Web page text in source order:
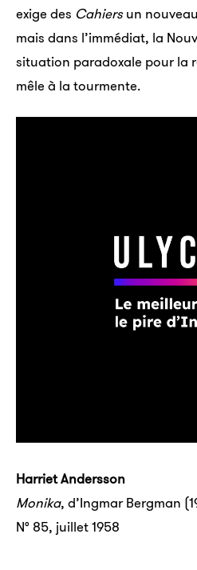
exige des Cahiersun
mais dans l’immédiat, la
situation paradoxale pour la
mêle à la tourmente.
Harriet Andersson
Monika, d’Ingmar Bergman
N° 85, juillet 1958